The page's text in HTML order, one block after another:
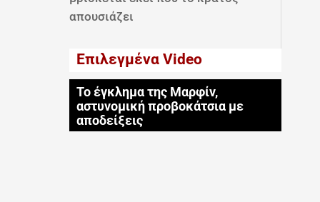
απουσιάζει
Επιλεγμένα Video
Το έγκλημα της Μαρφίν,
αστυνομική προβοκάτσια με
αποδείξεις